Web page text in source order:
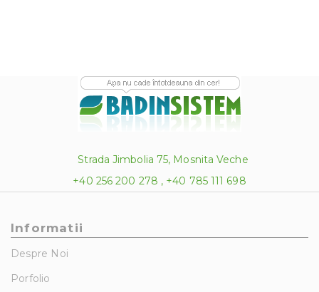
Strada Jimbolia 75, Mosnita Veche
+40 256 200 278 , +40 785 111 698
Informatii
Despre Noi
Porfolio